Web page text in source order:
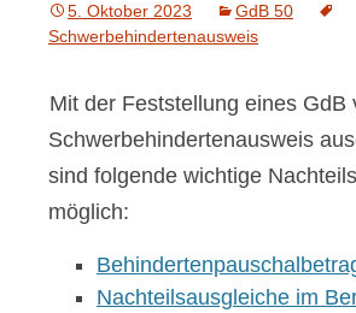
5. Oktober 2023
GdB 50
Schwerbehindertenausweis
Mit der Feststellung eines GdB
Schwerbehindertenausweis
sind folgende wichtige
möglich:
Nachteilsausgleiche im